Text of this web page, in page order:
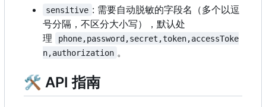
sensitive : 需要自动脱敏的字段名（多个以逗
号分隔，不区分大小写），默认处
理
phone,password,secret,token,accessToke
n,authorization 。
🛠 API 指南